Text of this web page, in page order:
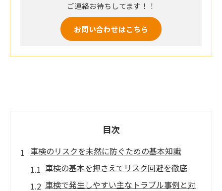
ご連絡お待ちしてます！！
お問い合わせはこちら
目次
車検のリスクを未然に防ぐための基本知識
車検の基本を押さえてリスク回避を徹底
車検で発生しやすい主なトラブル事例と対